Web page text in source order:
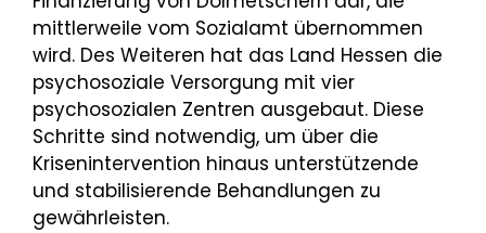
mittlerweile vom Sozialamt übernommen
wird. Des Weiteren hat das Land Hessen die
psychosoziale Versorgung mit vier
psychosozialen Zentren ausgebaut. Diese
Schritte sind notwendig, um über die
Krisenintervention hinaus unterstützende
und stabilisierende Behandlungen zu
gewährleisten.